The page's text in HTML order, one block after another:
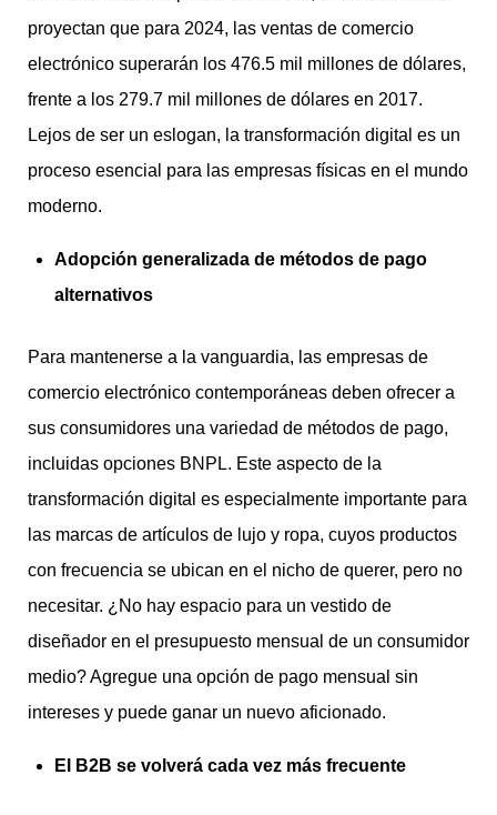
proyectan que para 2024, las ventas de comercio
electrónico superarán los 476.5 mil millones de dólares,
frente a los 279.7 mil millones de dólares en 2017.
Lejos de ser un eslogan, la transformación digital es un
proceso esencial para las empresas físicas en el mundo
moderno.
Adopción generalizada de métodos de pago
alternativos
Para mantenerse a la vanguardia, las empresas de
comercio electrónico contemporáneas deben ofrecer a
sus consumidores una variedad de métodos de pago,
incluidas opciones BNPL. Este aspecto de la
transformación digital es especialmente importante para
las marcas de artículos de lujo y ropa, cuyos productos
con frecuencia se ubican en el nicho de querer, pero no
necesitar. ¿No hay espacio para un vestido de
diseñador en el presupuesto mensual de un consumidor
medio? Agregue una opción de pago mensual sin
intereses y puede ganar un nuevo aficionado.
El B2B se volverá cada vez más frecuente